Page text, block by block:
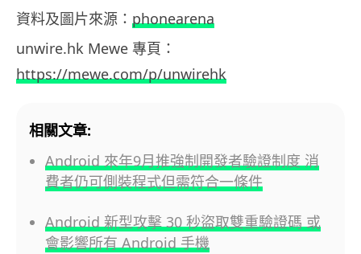
資料及圖片來源： phonearena
unwire.hk Mewe 專頁：
https://mewe.com/p/unwirehk
相關文章:
Android 來年9月推強制開發者驗證制度 消
費者仍可側裝程式但需符合一條件
Android 新型攻擊 30 秒盜取雙重驗證碼 或
會影響所有 Android 手機